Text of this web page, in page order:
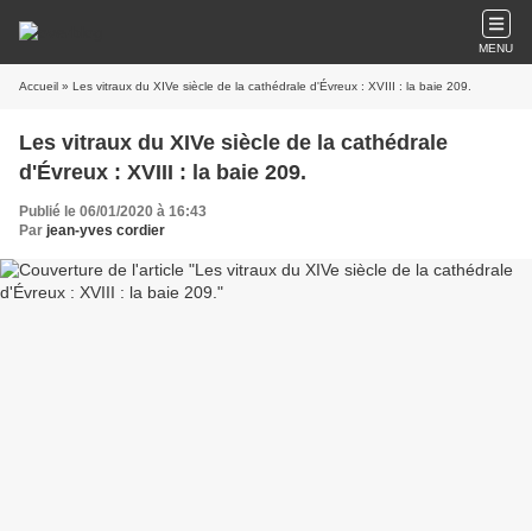
MENU
Accueil » Les vitraux du XIVe siècle de la cathédrale d'Évreux : XVIII : la baie 209.
Les vitraux du XIVe siècle de la cathédrale
d'Évreux : XVIII : la baie 209.
Publié le 06/01/2020 à 16:43
Par jean-yves cordier